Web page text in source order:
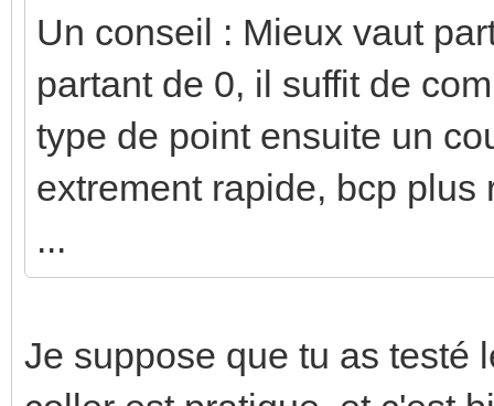
Un conseil : Mieux vaut
partant de 0, il suffit de
type de point ensuite un
extrement rapide, bcp
...
Je suppose que tu as testé